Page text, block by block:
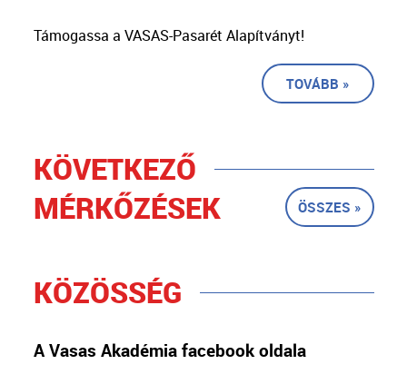
Támogassa a VASAS-Pasarét Alapítványt!
TOVÁBB »
KÖVETKEZŐ
MÉRKŐZÉSEK
ÖSSZES »
KÖZÖSSÉG
A Vasas Akadémia facebook oldala